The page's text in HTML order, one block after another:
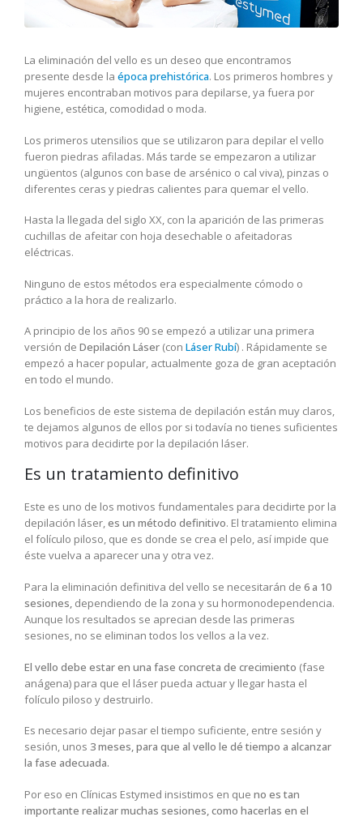
La eliminación del vello es un deseo que encontramos
presente desde la época prehistórica. Los primeros hombres y
mujeres encontraban motivos para depilarse, ya fuera por
higiene, estética, comodidad o moda.
Los primeros utensilios que se utilizaron para depilar el vello
fueron piedras afiladas. Más tarde se empezaron a utilizar
ungüentos (algunos con base de arsénico o cal viva), pinzas o
diferentes ceras y piedras calientes para quemar el vello.
Hasta la llegada del siglo XX, con la aparición de las primeras
cuchillas de afeitar con hoja desechable o afeitadoras
eléctricas.
Ninguno de estos métodos era especialmente cómodo o
práctico a la hora de realizarlo.
A principio de los años 90 se empezó a utilizar una primera
versión de Depilación Láser (con Láser Rubí) . Rápidamente se
empezó a hacer popular, actualmente goza de gran aceptación
en todo el mundo.
Los beneficios de este sistema de depilación están muy claros,
te dejamos algunos de ellos por si todavía no tienes suficientes
motivos para decidirte por la depilación láser.
Es un tratamiento definitivo
Este es uno de los motivos fundamentales para decidirte por la
depilación láser,es un método definitivo. El tratamiento elimina
el folículo piloso, que es donde se crea el pelo, así impide que
éste vuelva a aparecer una y otra vez.
Para la eliminación definitiva del vello se necesitarán de 6 a 10
sesiones, dependiendo de la zona y su hormonodependencia.
Aunque los resultados se aprecian desde las primeras
sesiones, no se eliminan todos los vellos a la vez.
El vello debe estar en una fase concreta de crecimiento (fase
anágena) para que el láser pueda actuar y llegar hasta el
folículo piloso y destruirlo.
Es necesario dejar pasar el tiempo suficiente, entre sesión y
sesión, unos 3 meses, para que al vello le dé tiempo a alcanzar
la fase adecuada.
Por eso en Clínicas Estymed insistimos en que no es tan
importante realizar muchas sesiones, como hacerlas en el